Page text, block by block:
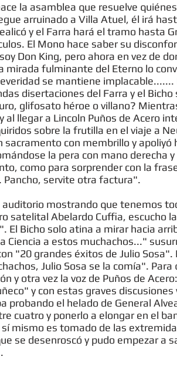
la asamblea que resuelve
arruinado a Villa Atuel, él irá
y el Farra hará el tramo hasta
El Mono hace saber su
Don King, pero ahora en vez de
mirada fulminante del Eterno lo
se mantiene implacable.......
disertaciones del Farra y el
glifosato héroe o villano?
llegar a Lincoln Puños de Acero
sobre la frutilla en el viaje a
sacramento con membrillo y
la pera con mano derecha
como para sorprender con la
Pancho, servite otra factura".
mostrando que tenemos
satelital Abelardo Cuffia, escucho
Bicho solo atina a mirar hacia
Ciencia a estos muchachos..."
"20 grandes éxitos de Julio Sosa".
Julio Sosa se la comía".
y otra vez la voz de Puños de
y con estas graves discusiones
el helado de General
cuatro y ponerlo a elongar en el
mismo es tomado de las
se desenroscó y pudo empezar a